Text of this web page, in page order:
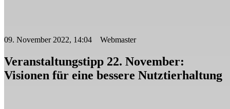
09. November 2022, 14:04 Webmaster
Veranstaltungstipp 22. November:
Visionen für eine bessere Nutztierhaltung